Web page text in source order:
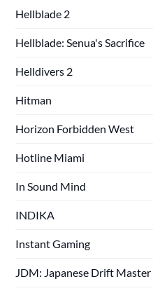
Hellblade 2
Hellblade: Senua's Sacrifice
Helldivers 2
Hitman
Horizon Forbidden West
Hotline Miami
In Sound Mind
INDIKA
Instant Gaming
JDM: Japanese Drift Master